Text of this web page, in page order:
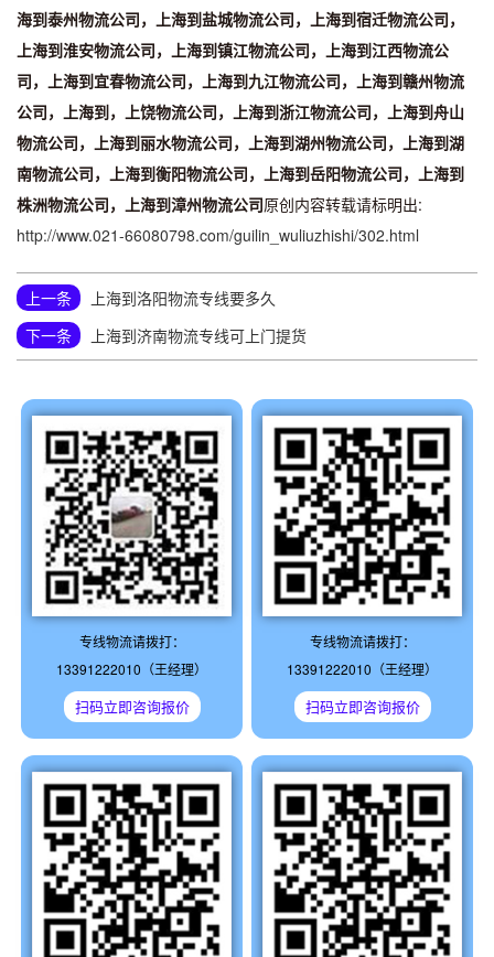
海到泰州物流公司，上海到盐城物流公司，上海到宿迁物流公司，
上海到淮安物流公司，上海到镇江物流公司，上海到江西物流公
司，上海到宜春物流公司，上海到九江物流公司，上海到赣州物流
公司，上海到，上饶物流公司，上海到浙江物流公司，上海到舟山
物流公司，上海到丽水物流公司，上海到湖州物流公司，上海到湖
南物流公司，上海到衡阳物流公司，上海到岳阳物流公司，上海到
株洲物流公司，上海到漳州物流公司原创内容转载请标明出:
http://www.021-66080798.com/guilin_wuliuzhishi/302.html
上一条
上海到洛阳物流专线要多久
下一条
上海到济南物流专线可上门提货
专线物流请拨打：
13391222010（王经理）
扫码立即咨询报价
专线物流请拨打：
13391222010（王经理）
扫码立即咨询报价